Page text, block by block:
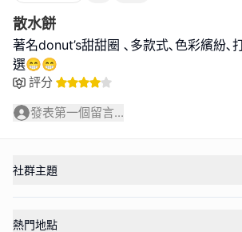
散水餅
著名donut’s甜甜圈 ､多款式､色彩繽紛､
選😁😁
評分
發表第一個留言...
社群主題
熱門地點